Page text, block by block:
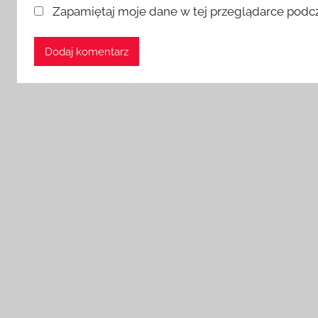
Zapamiętaj moje dane w tej przeglądarce